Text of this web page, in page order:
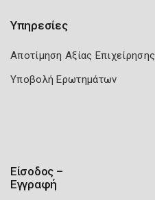
Υπηρεσίες
Αποτίμηση Αξίας Επιχείρησης
Υποβολή Ερωτημάτων
Είσοδος –
Εγγραφή